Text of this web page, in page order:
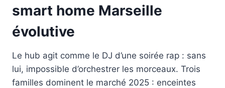
smart home Marseille
évolutive
Le hub agit comme le DJ d’une soirée rap : sans
lui, impossible d’orchestrer les morceaux. Trois
familles dominent le marché 2025 : enceintes